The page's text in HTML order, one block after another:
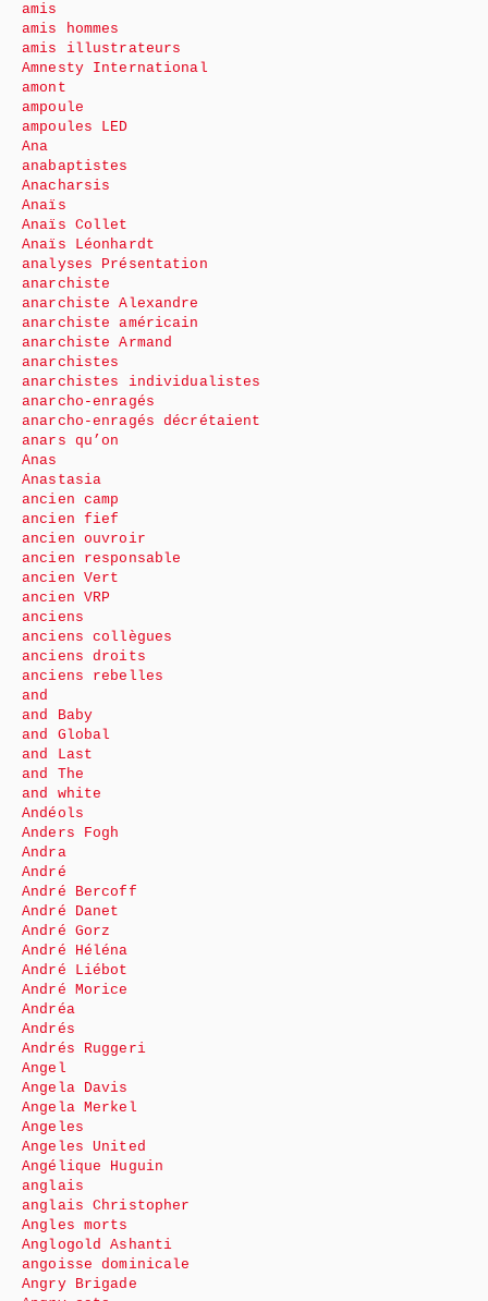
amis
amis hommes
amis illustrateurs
Amnesty International
amont
ampoule
ampoules LED
Ana
anabaptistes
Anacharsis
Anaïs
Anaïs Collet
Anaïs Léonhardt
analyses Présentation
anarchiste
anarchiste Alexandre
anarchiste américain
anarchiste Armand
anarchistes
anarchistes individualistes
anarcho-enragés
anarcho-enragés décrétaient
anars qu’on
Anas
Anastasia
ancien camp
ancien fief
ancien ouvroir
ancien responsable
ancien Vert
ancien VRP
anciens
anciens collègues
anciens droits
anciens rebelles
and
and Baby
and Global
and Last
and The
and white
Andéols
Anders Fogh
Andra
André
André Bercoff
André Danet
André Gorz
André Héléna
André Liébot
André Morice
Andréa
Andrés
Andrés Ruggeri
Angel
Angela Davis
Angela Merkel
Angeles
Angeles United
Angélique Huguin
anglais
anglais Christopher
Angles morts
Anglogold Ashanti
angoisse dominicale
Angry Brigade